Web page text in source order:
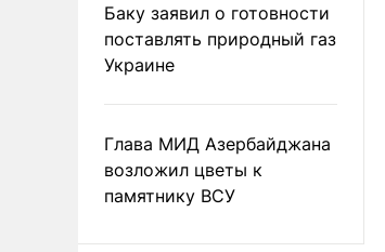
Баку заявил о готовности
поставлять природный газ
Украине
Глава МИД Азербайджана
возложил цветы к
памятнику ВСУ